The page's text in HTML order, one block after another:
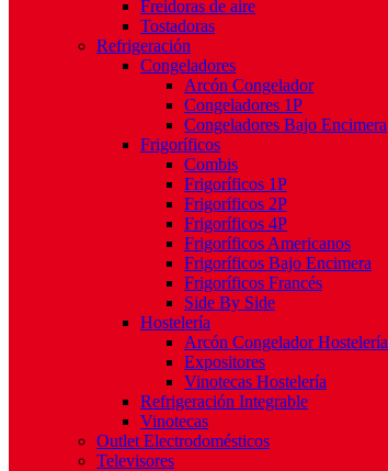
Freidoras de aire
Tostadoras
Refrigeración
Congeladores
Arcón Congelador
Congeladores 1P
Congeladores Bajo Encimera
Frigoríficos
Combis
Frigoríficos 1P
Frigoríficos 2P
Frigoríficos 4P
Frigoríficos Americanos
Frigoríficos Bajo Encimera
Frigoríficos Francés
Side By Side
Hostelería
Arcón Congelador Hostelería
Expositores
Vinotecas Hostelería
Refrigeración Integrable
Vinotecas
Outlet Electrodomésticos
Televisores